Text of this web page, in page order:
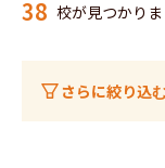
38 校が見つかり
さらに絞り込